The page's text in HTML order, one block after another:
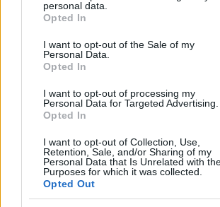
grant or deny consent to Google and its
use your data for below specified purposes
consent section.
personal data.
Opted In
I want to opt-out of the Sale of my
Personal Data.
Opted In
I want to opt-out of processing my
Personal Data for Targeted Advertising.
Opted In
I want to opt-out of Collection, Use,
Retention, Sale, and/or Sharing of my
Personal Data that Is Unrelated with
Purposes for which it was collected.
Opted Out
Hitelfordulat 2026: elzárja a
állam
ELEMZÉSEK 2026. júl. 22.